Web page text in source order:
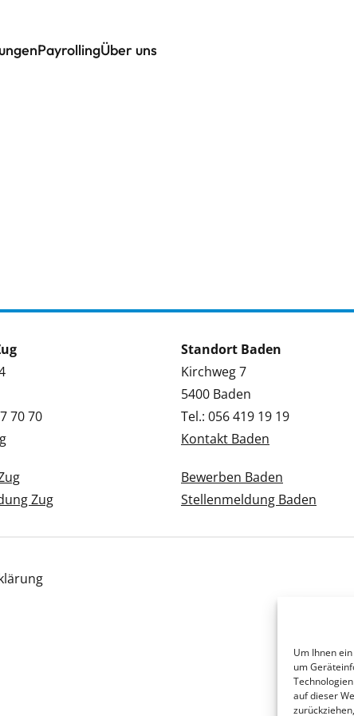
Um Ihnen
um
auf dieser
PayrollingÜber uns
70 70
Zug
Standort Baden
Kirchweg 7
5400 Baden
Tel.: 056 419 19 19
Kontakt Baden
Bewerben Baden
Stellenmeldung Baden